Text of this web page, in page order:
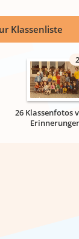
Klassenliste
26 Klassenfotos